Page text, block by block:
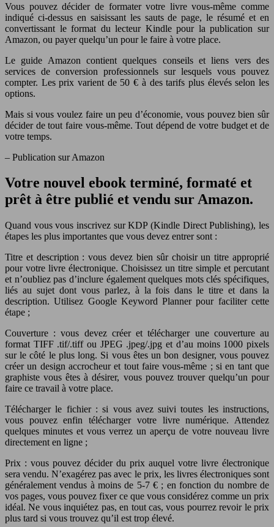
Vous pouvez décider de formater votre livre vous-même comme
indiqué ci-dessus en saisissant les sauts de page, le résumé et en
convertissant le format du lecteur Kindle pour la publication sur
Amazon, ou payer quelqu’un pour le faire à votre place.
Le guide Amazon contient quelques conseils et liens vers des
services de conversion professionnels sur lesquels vous pouvez
compter. Les prix varient de 50 € à des tarifs plus élevés selon les
options.
Mais si vous voulez faire un peu d’économie, vous pouvez bien sûr
décider de tout faire vous-même. Tout dépend de votre budget et de
votre temps.
– Publication sur Amazon
Votre nouvel ebook terminé, formaté et
prêt à être publié et vendu sur Amazon.
Quand vous vous inscrivez sur KDP (Kindle Direct Publishing), les
étapes les plus importantes que vous devez entrer sont :
Titre et description : vous devez bien sûr choisir un titre approprié
pour votre livre électronique. Choisissez un titre simple et percutant
et n’oubliez pas d’inclure également quelques mots clés spécifiques,
liés au sujet dont vous parlez, à la fois dans le titre et dans la
description. Utilisez Google Keyword Planner pour faciliter cette
étape ;
Couverture : vous devez créer et télécharger une couverture au
format TIFF .tif/.tiff ou JPEG .jpeg/.jpg et d’au moins 1000 pixels
sur le côté le plus long. Si vous êtes un bon designer, vous pouvez
créer un design accrocheur et tout faire vous-même ; si en tant que
graphiste vous êtes à désirer, vous pouvez trouver quelqu’un pour
faire ce travail à votre place.
Télécharger le fichier : si vous avez suivi toutes les instructions,
vous pouvez enfin télécharger votre livre numérique. Attendez
quelques minutes et vous verrez un aperçu de votre nouveau livre
directement en ligne ;
Prix : vous pouvez décider du prix auquel votre livre électronique
sera vendu. N’exagérez pas avec le prix, les livres électroniques sont
généralement vendus à moins de 5-7 € ; en fonction du nombre de
vos pages, vous pouvez fixer ce que vous considérez comme un prix
idéal. Ne vous inquiétez pas, en tout cas, vous pourrez revoir le prix
plus tard si vous trouvez qu’il est trop élevé.